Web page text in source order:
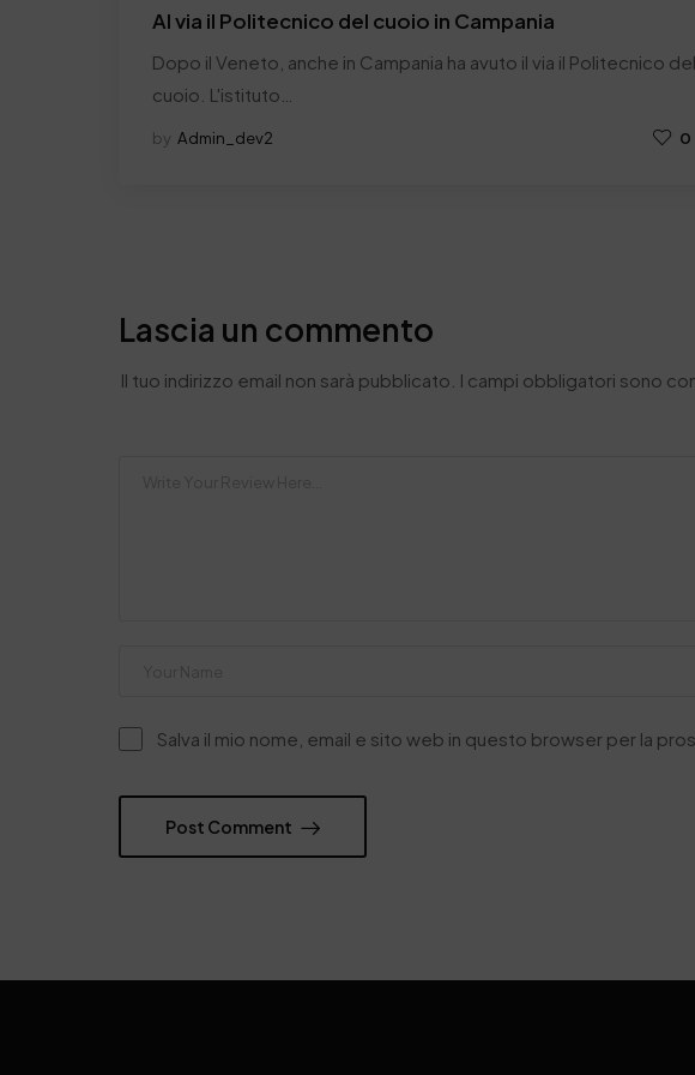
Al via il Politecnico del cuoio in Campania
Dopo il Veneto, anche in Campania ha avuto il via il Politecnico del
cuoio. L'istituto…
by Admin_dev2 0
Lascia un commento
Il tuo indirizzo email non sarà pubblicato. I campi obbligatori sono
Salva il mio nome, email e sito web in questo browser per la
Post Comment